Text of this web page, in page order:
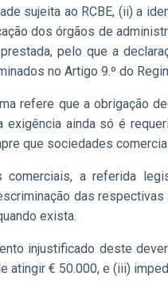
sujeita ao RCBE, (ii) a
dos órgãos de
pelo que a
no Artigo 9.º do
refere que a obrigação
exigência ainda só é
que sociedades
comerciais, a referida
das
exista.
injustificado deste
atingir € 50.000, e (iii)